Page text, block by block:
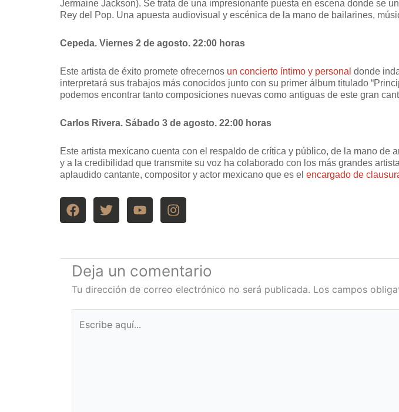
Jermaine Jackson). Se trata de una impresionante puesta en escena donde se
Rey del Pop. Una apuesta audiovisual y escénica de la mano de bailarines,
Cepeda. Viernes 2 de agosto. 22:00 horas
Este artista de éxito promete ofrecernos un concierto íntimo y personal donde
interpretará sus trabajos más conocidos junto con su primer álbum titulado
podemos encontrar tanto composiciones nuevas como antiguas de este gran
Carlos Rivera. Sábado 3 de agosto. 22:00 horas
Este artista mexicano cuenta con el respaldo de crítica y público, de la mano
y a la credibilidad que transmite su voz ha colaborado con los más grandes
aplaudido cantante, compositor y actor mexicano que es el encargado de
F
a
b
o
o
k
T
w
t
e
r
Y
o
u
b
e
I
n
a
g
r
a
m
Deja un comentario
Tu dirección de correo electrónico no será publicada. Los campos
aquí...